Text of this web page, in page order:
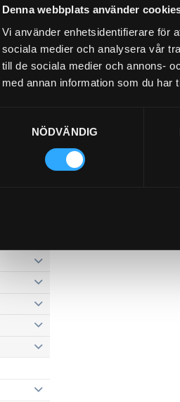
Denna webbplats använder
Vi använder enhetsidentifierare för
sociala medier och analysera vår
till de sociala medier och annons-
med annan information som du har
NÖDVÄNDIG